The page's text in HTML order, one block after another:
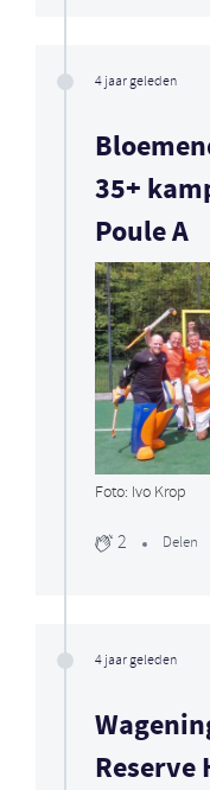
4 jaar geleden
35+
Poule A
Foto: Ivo Krop
2 Delen
4 jaar geleden
Reserve